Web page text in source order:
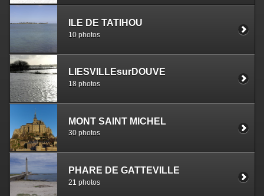
ILE DE TATIHOU
10 photos
LIESVILLEsurDOUVE
18 photos
MONT SAINT MICHEL
30 photos
PHARE DE GATTEVILLE
21 photos